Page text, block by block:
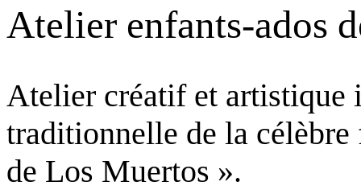
Atelier enfants-ados
Atelier créatif et artistique
traditionnelle de la
de Los Muertos ».